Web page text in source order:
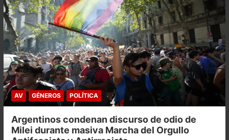
AV GÉNEROS POLÍTICA
Argentinos condenan discurso de odio de
Milei durante masiva Marcha del Orgullo